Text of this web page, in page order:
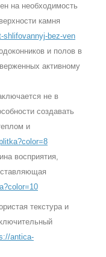
на необходимость
камня
shlifovannyj-bez-ven
и полов в
активному
не в
создавать
и
восприятия,
текстура и
antica-